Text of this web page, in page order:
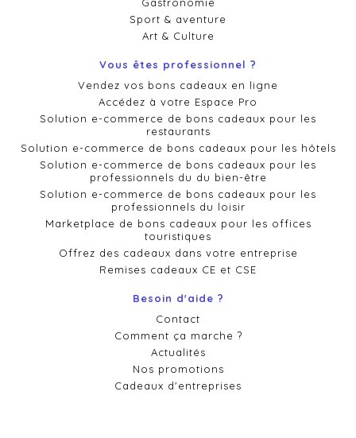
Sport & aventure
Art & Culture
Vous êtes professionnel ?
Vendez vos bons cadeaux en ligne
Accédez à votre Espace Pro
Solution e-commerce de bons cadeaux pour les
restaurants
Solution e-commerce de bons cadeaux pour les hôtels
Solution e-commerce de bons cadeaux pour les
professionnels du du bien-être
Solution e-commerce de bons cadeaux pour les
professionnels du loisir
Marketplace de bons cadeaux pour les offices
touristiques
Offrez des cadeaux dans votre entreprise
Remises cadeaux CE et CSE
Besoin d'aide ?
Contact
Comment ça marche ?
Actualités
Nos promotions
Cadeaux d'entreprises